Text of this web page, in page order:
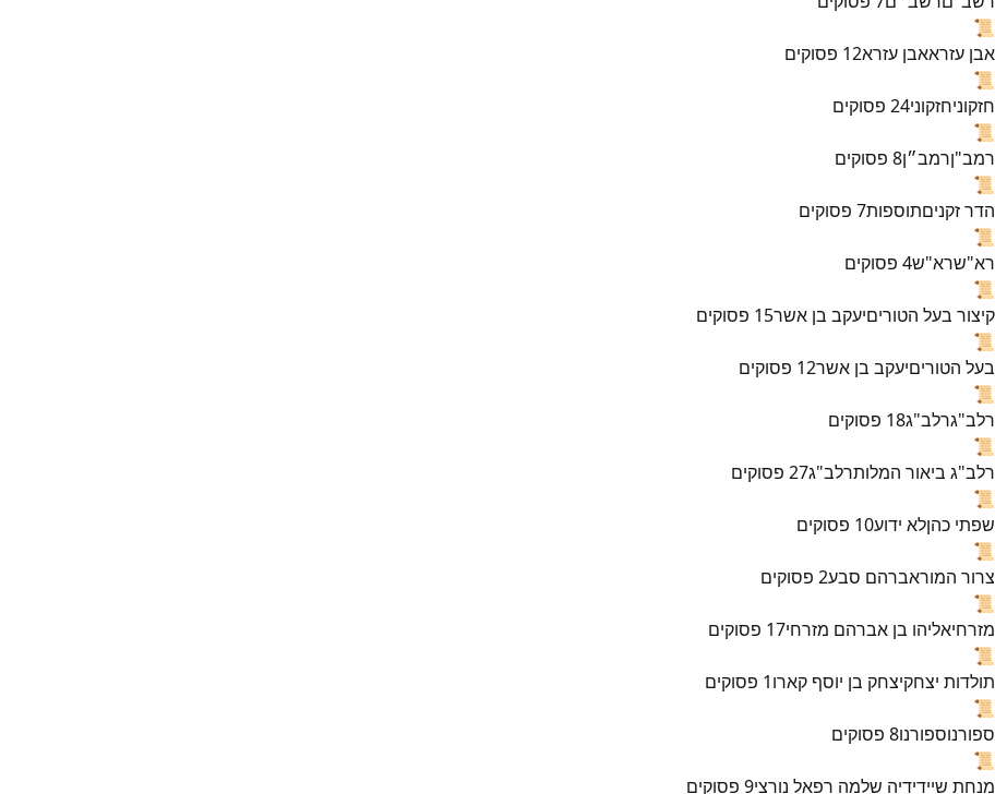
📜
אבן עזראאבן עזרא12 פסוקים
📜
חזקוניחזקוני24 פסוקים
📜
רמב"ןרמב״ן8 פסוקים
📜
הדר זקניםתוספות7 פסוקים
📜
רא"שרא"ש4 פסוקים
📜
קיצור בעל הטוריםיעקב בן אשר15 פסוקים
📜
בעל הטוריםיעקב בן אשר12 פסוקים
📜
רלב"גרלב"ג18 פסוקים
📜
רלב"ג ביאור המלותרלב"ג27 פסוקים
📜
שפתי כהןלא ידוע10 פסוקים
📜
צרור המוראברהם סבע2 פסוקים
📜
מזרחיאליהו בן אברהם מזרחי17 פסוקים
📜
תולדות יצחקיצחק בן יוסף קארו1 פסוקים
📜
ספורנוספורנו8 פסוקים
📜
מנחת שיידידיה שלמה רפאל נורצי9 פסוקים